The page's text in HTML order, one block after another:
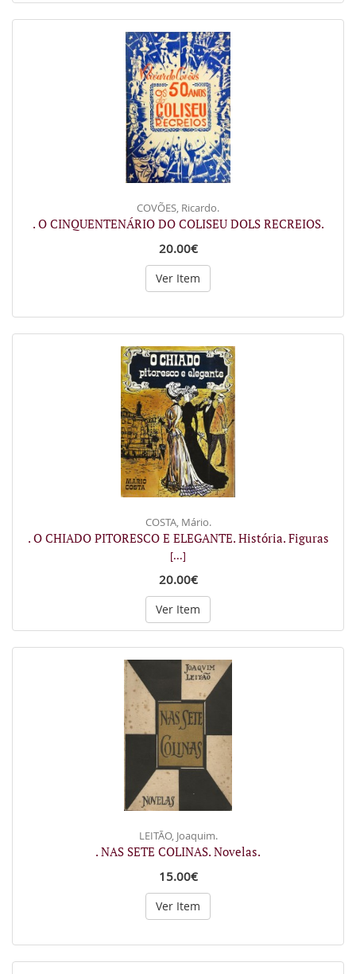
COVÕES, Ricardo.
. O CINQUENTENÁRIO DO COLISEU DOLS RECREIOS.
20.00€
Ver Item
COSTA, Mário.
. O CHIADO PITORESCO E ELEGANTE. História. Figuras
[...]
20.00€
Ver Item
LEITÃO, Joaquim.
. NAS SETE COLINAS. Novelas.
15.00€
Ver Item